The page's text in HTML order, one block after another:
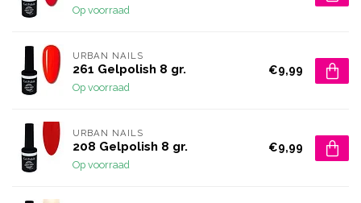
Op voorraad
URBAN NAILS
261 Gelpolish 8 gr.
Op voorraad
€9,99
URBAN NAILS
208 Gelpolish 8 gr.
Op voorraad
€9,99